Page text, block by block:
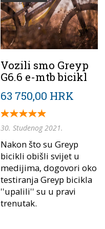
Vozili smo Greyp
G6.6 e-mtb bicikl
63 750,00 HRK
30. Studenog 2021.
Nakon što su Greyp
bicikli obišli svijet u
medijima, dogovori oko
testiranja Greyp bicikla
''upalili'' su u pravi
trenutak.